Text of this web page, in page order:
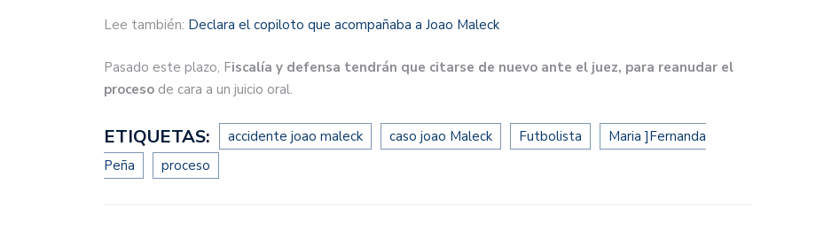
Lee también: Declara el copiloto que acompañaba a Joao Maleck
Pasado este plazo, Fiscalía y defensa tendrán que citarse de nuevo ante el juez, para reanudar el
proceso de cara a un juicio oral.
ETIQUETAS: accidente joao maleck caso joao Maleck Futbolista
Maria ]Fernanda
Peña
proceso